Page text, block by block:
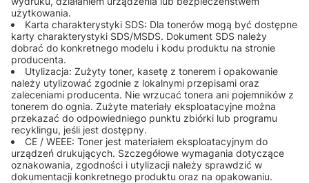
użytkowania.
Karta charakterystyki SDS: Dla tonerów mogą być dostępne
karty charakterystyki SDS/MSDS. Dokument SDS należy
dobrać do konkretnego modelu i kodu produktu na stronie
producenta.
Utylizacja: Zużyty toner, kasetę z tonerem i opakowanie
należy utylizować zgodnie z lokalnymi przepisami oraz
zaleceniami producenta. Nie wrzucać tonera ani pojemników z
tonerem do ognia. Zużyte materiały eksploatacyjne można
przekazać do odpowiedniego punktu zbiórki lub programu
recyklingu, jeśli jest dostępny.
CE / WEEE: Toner jest materiałem eksploatacyjnym do
urządzeń drukujących. Szczegółowe wymagania dotyczące
oznakowania, zgodności i utylizacji należy sprawdzić w
dokumentacji konkretnego produktu oraz na opakowaniu.